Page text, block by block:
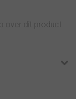
over dit product